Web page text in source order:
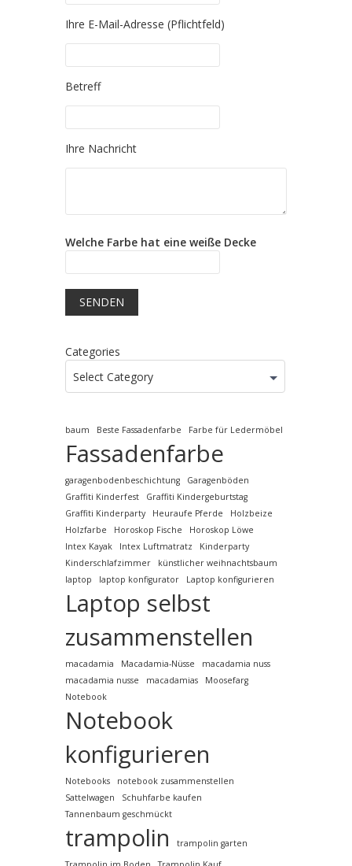
Please leave this field empty.
Ihre E-Mail-Adresse (Pflichtfeld)
Please leave this field empty.
Betreff
Please leave this field empty.
Ihre Nachricht
Welche Farbe hat eine weiße Decke
Categories
Select Category
baum Beste Fassadenfarbe Farbe für Ledermöbel
Fassadenfarbe
garagenbodenbeschichtung
Garagenböden
Graffiti Kinderfest
Graffiti Kindergeburtstag
Graffiti Kinderparty
Heuraufe Pferde
Holzbeize
Holzfarbe
Horoskop Fische
Horoskop Löwe
Intex Kayak
Intex Luftmatratz
Kinderparty
Kinderschlafzimmer
künstlicher weihnachtsbaum
laptop
laptop konfigurator Laptop konfigurieren
Laptop selbst
zusammenstellen
macadamia Macadamia-Nüsse
macadamia nuss
macadamia nusse
macadamias
Moosefarg
Notebook
Notebook
konfigurieren
Notebooks
notebook zusammenstellen
Sattelwagen
Schuhfarbe kaufen
Tannenbaum geschmückt
trampolin
trampolin garten